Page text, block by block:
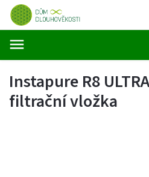
Instapure R8
filtrační vložka